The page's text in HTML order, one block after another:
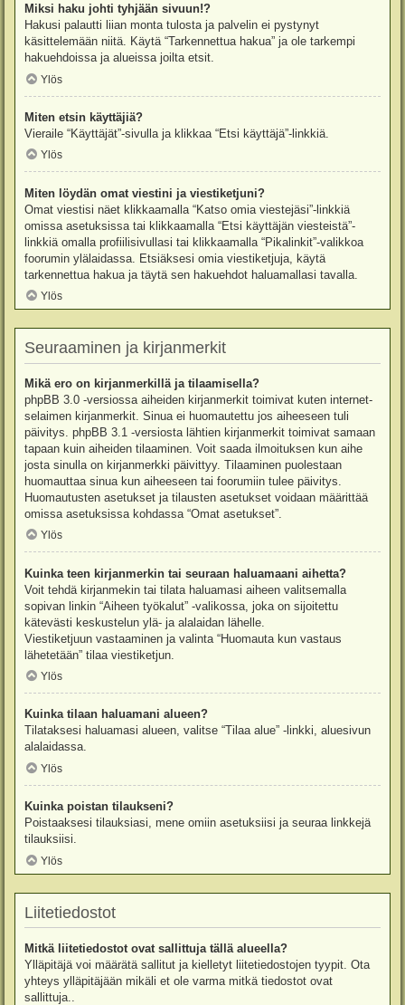
Miksi haku johti tyhjään sivuun!?
Hakusi palautti liian monta tulosta ja palvelin ei pystynyt
käsittelemään niitä. Käytä “Tarkennettua hakua” ja ole tarkempi
hakuehdoissa ja alueissa joilta etsit.
Ylös
Miten etsin käyttäjiä?
Vieraile “Käyttäjät”-sivulla ja klikkaa “Etsi käyttäjä”-linkkiä.
Ylös
Miten löydän omat viestini ja viestiketjuni?
Omat viestisi näet klikkaamalla “Katso omia viestejäsi”-linkkiä
omissa asetuksissa tai klikkaamalla “Etsi käyttäjän viesteistä”-
linkkiä omalla profiilisivullasi tai klikkaamalla “Pikalinkit”-valikkoa
foorumin ylälaidassa. Etsiäksesi omia viestiketjuja, käytä
tarkennettua hakua ja täytä sen hakuehdot haluamallasi tavalla.
Ylös
Seuraaminen ja kirjanmerkit
Mikä ero on kirjanmerkillä ja tilaamisella?
phpBB 3.0 -versiossa aiheiden kirjanmerkit toimivat kuten internet-
selaimen kirjanmerkit. Sinua ei huomautettu jos aiheeseen tuli
päivitys. phpBB 3.1 -versiosta lähtien kirjanmerkit toimivat samaan
tapaan kuin aiheiden tilaaminen. Voit saada ilmoituksen kun aihe
josta sinulla on kirjanmerkki päivittyy. Tilaaminen puolestaan
huomauttaa sinua kun aiheeseen tai foorumiin tulee päivitys.
Huomautusten asetukset ja tilausten asetukset voidaan määrittää
omissa asetuksissa kohdassa “Omat asetukset”.
Ylös
Kuinka teen kirjanmerkin tai seuraan haluamaani aihetta?
Voit tehdä kirjanmekin tai tilata haluamasi aiheen valitsemalla
sopivan linkin “Aiheen työkalut” -valikossa, joka on sijoitettu
kätevästi keskustelun ylä- ja alalaidan lähelle.
Viestiketjuun vastaaminen ja valinta “Huomauta kun vastaus
lähetetään” tilaa viestiketjun.
Ylös
Kuinka tilaan haluamani alueen?
Tilataksesi haluamasi alueen, valitse “Tilaa alue” -linkki, aluesivun
alalaidassa.
Ylös
Kuinka poistan tilaukseni?
Poistaaksesi tilauksiasi, mene omiin asetuksiisi ja seuraa linkkejä
tilauksiisi.
Ylös
Liitetiedostot
Mitkä liitetiedostot ovat sallittuja tällä alueella?
Ylläpitäjä voi määrätä sallitut ja kielletyt liitetiedostojen tyypit. Ota
yhteys ylläpitäjään mikäli et ole varma mitkä tiedostot ovat
sallittuja..